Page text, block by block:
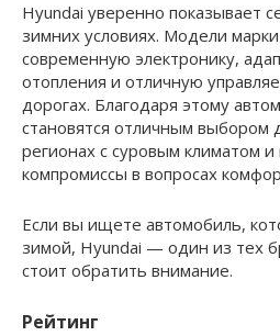
Hyundai уверенно показывает
зимних условиях. Модели
современную электронику,
отопления и отличную
дорогах. Благодаря этому
становятся отличным выбором
регионах с суровым климатом
компромиссы в вопросах
Если вы ищете автомобиль,
зимой, Hyundai — один из тех
стоит обратить внимание.
Рейтинг